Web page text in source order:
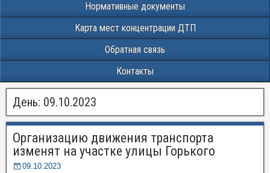
Нормативные документы
Карта мест концентрации ДТП
Обратная связь
Контакты
День: 09.10.2023
Организацию движения транспорта
изменят на участке улицы Горького
09.10.2023